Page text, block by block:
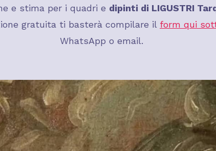
e stima per i quadri e dipinti di LIGUSTRI
gratuita ti basterà compilare il form qui
WhatsApp o email.